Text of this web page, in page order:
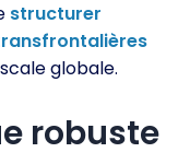
structurer
globale.
robuste